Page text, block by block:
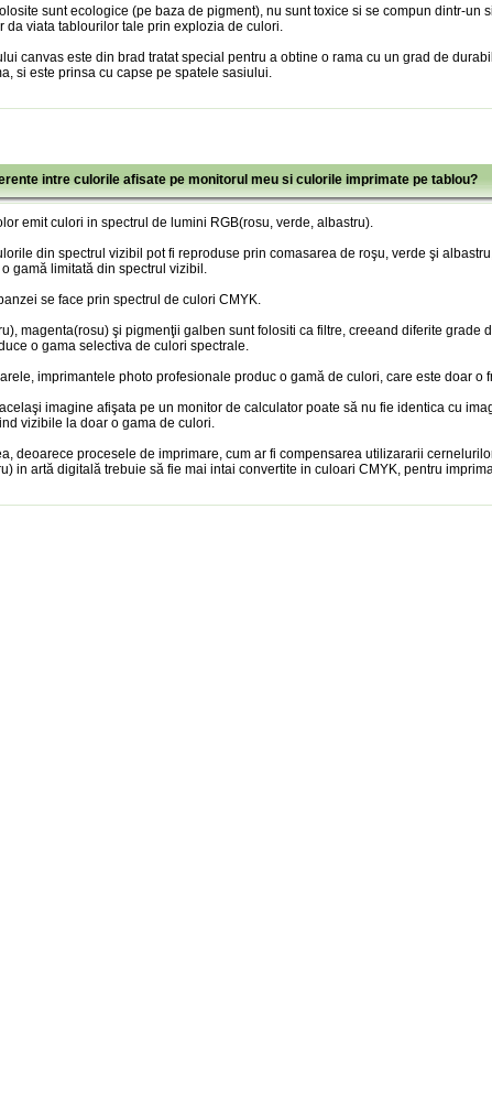
sunt ecologice (pe baza de pigment), nu sunt toxice si se compun dintr-un
da viata tablourilor tale prin explozia de culori.
canvas este din brad tratat special pentru a obtine o rama cu un grad de
si este prinsa cu capse pe spatele sasiului.
intre culorile afisate pe monitorul meu si culorile imprimate pe tablou?
emit culori in spectrul de lumini RGB(rosu, verde, albastru).
din spectrul vizibil pot fi reproduse prin comasarea de roşu, verde şi
gamă limitată din spectrul vizibil.
se face prin spectrul de culori CMYK.
magenta(rosu) şi pigmenţii galben sunt folositi ca filtre, creeand diferite grade
o gama selectiva de culori spectrale.
imprimantele photo profesionale produc o gamă de culori, care este doar o
imagine afişata pe un monitor de calculator poate să nu fie identica cu
vizibile la doar o gama de culori.
deoarece procesele de imprimare, cum ar fi compensarea utilizararii
in artă digitală trebuie să fie mai intai convertite in culoari CMYK, pentru